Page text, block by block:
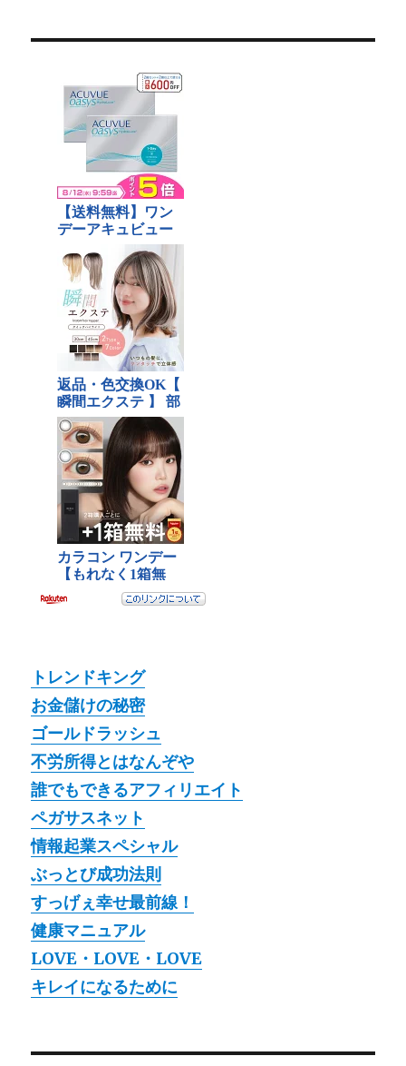
トレンドキング
お金儲けの秘密
ゴールドラッシュ
不労所得とはなんぞや
誰でもできるアフィリエイト
ペガサスネット
情報起業スペシャル
ぶっとび成功法則
すっげぇ幸せ最前線！
健康マニュアル
LOVE・LOVE・LOVE
キレイになるために